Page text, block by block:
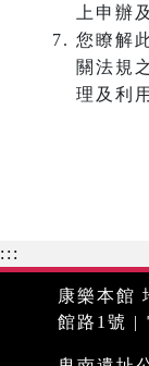
上申辦
您瞭解
關法規
理及利
:::
康樂本館
館路1號 |